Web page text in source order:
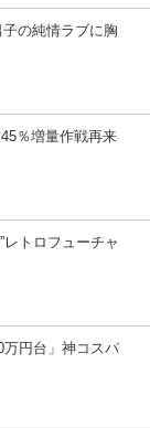
の純情ラブに胸
％増量作戦再来
トロフューチャ
万円台」神コスパ